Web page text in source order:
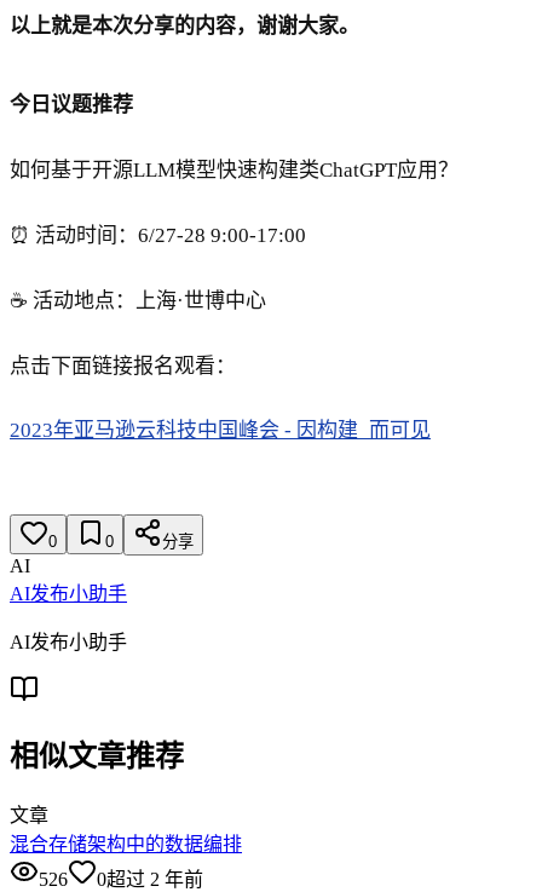
以上就是本次分享的内容，谢谢大家。
今日议题推荐
如何基于开源LLM模型快速构建类ChatGPT应用？
⏰ 活动时间：6/27-28 9:00-17:00
☕️ 活动地点：上海·世博中心
点击下面链接报名观看：
2023年亚马逊云科技中国峰会 - 因构建_而可见
0 0 分享
AI
AI发布小助手
AI发布小助手
相似文章推荐
文章
混合存储架构中的数据编排
526
0超过 2 年前